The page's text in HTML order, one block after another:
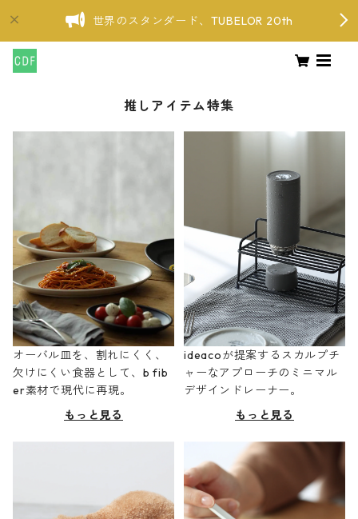
世界のスタンダード、TUBELOR 20th
推しアイテム特集
オーバル皿を、割れにくく、
欠けにくい食器として、b fib
er素材で現代に再現。
もっと見る
ideacoが提案するスカルプチ
ャーなアプローチのミニマル
デザインドレーナー。
もっと見る